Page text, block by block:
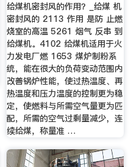
给煤机密封风的作用？_给煤 机
密封风的 2113 作用 是防 止燃
烧室的高温 5261 烟气 反串 到
给煤机。4102 给煤机适用于火
力发电厂燃 1653 煤炉制粉系
统，能在很大的负荷变动范围内
改善锅炉性能，使过热温度、再
热温度和压力温度的控制更为稳
定，使燃料与所需空气量更为匹
配，所需的空气过剩量减少，连
续给煤，称量准 …